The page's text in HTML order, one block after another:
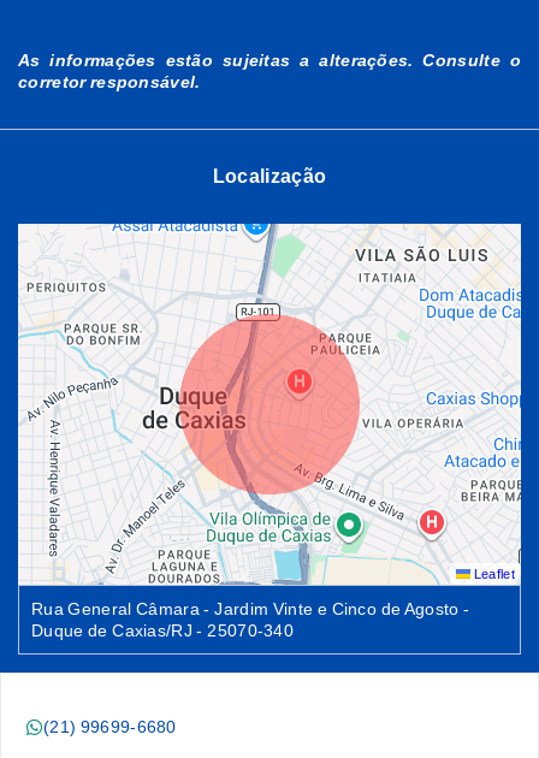
As informações estão sujeitas a alterações. Consulte o
corretor responsável.
Localização
Leaflet
Rua General Câmara - Jardim Vinte e Cinco de Agosto -
Duque de Caxias/RJ - 25070-340
(21) 99699-6680